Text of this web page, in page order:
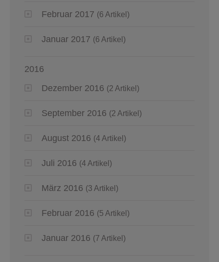
Februar 2017 (6 Artikel)
Januar 2017 (6 Artikel)
2016
Dezember 2016 (2 Artikel)
September 2016 (2 Artikel)
August 2016 (4 Artikel)
Juli 2016 (4 Artikel)
März 2016 (3 Artikel)
Februar 2016 (5 Artikel)
Januar 2016 (7 Artikel)